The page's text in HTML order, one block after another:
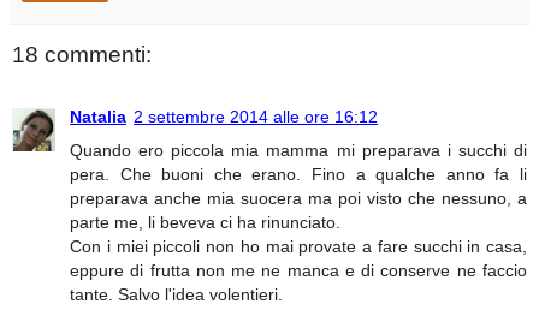
18 commenti:
Natalia 2 settembre 2014 alle ore 16:12
Quando ero piccola mia mamma mi preparava i succhi di
pera. Che buoni che erano. Fino a qualche anno fa li
preparava anche mia suocera ma poi visto che nessuno, a
parte me, li beveva ci ha rinunciato.
Con i miei piccoli non ho mai provate a fare succhi in casa,
eppure di frutta non me ne manca e di conserve ne faccio
tante. Salvo l'idea volentieri.